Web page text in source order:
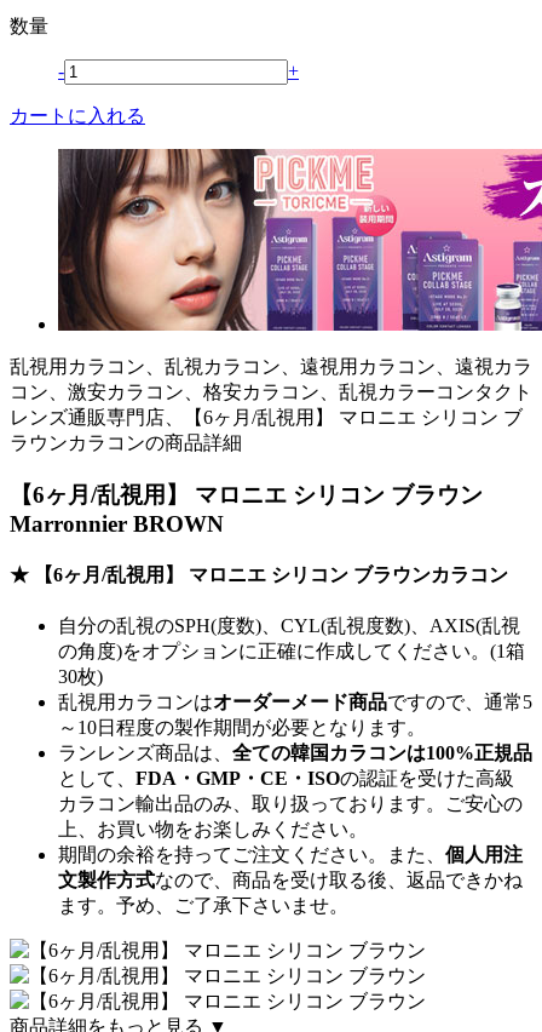
数量
- +
カートに入れる
乱視用カラコン、乱視カラコン、遠視用カラコン、遠視カラ
コン、激安カラコン、格安カラコン、乱視カラーコンタクト
レンズ通販専門店、【6ヶ月/乱視用】 マロニエ シリコン ブ
ラウンカラコンの商品詳細
【6ヶ月/乱視用】 マロニエ シリコン ブラウン
Marronnier BROWN
★ 【6ヶ月/乱視用】 マロニエ シリコン ブラウンカラコン
自分の乱視のSPH(度数)、CYL(乱視度数)、AXIS(乱視
の角度)をオプションに正確に作成してください。(1箱
30枚)
乱視用カラコンはオーダーメード商品ですので、 通常5
～10日程度の製作期間が必要となります。
ランレンズ商品は、 全ての韓国カラコンは100%正規品
として、 FDA・GMP・CE・ISOの認証を受けた高級
カラコン輸出品のみ、取り扱っております。ご安心の
上、お買い物をお楽しみください。
期間の余裕を持ってご注文ください。また、 個人用注
文製作方式なので、商品を受け取る後、返品できかね
ます。予め、ご了承下さいませ。
商品詳細をもっと見る ▼